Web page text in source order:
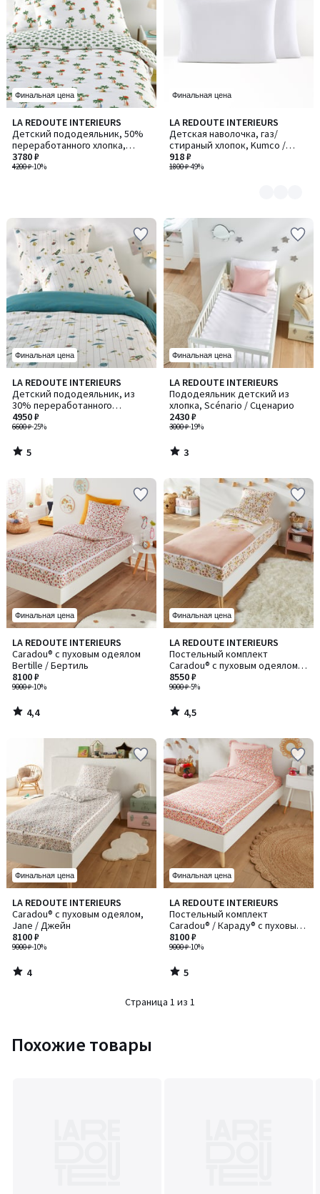
Финальная цена
LA REDOUTE INTERIEURS
Детский пододеяльник, 50%
переработанного хлопка,
принт "пальмы", TAPAHI /
ТАПАХИ
4200 ₽-10%
3780 ₽
Финальная цена
LA REDOUTE INTERIEURS
Детская наволочка, газ/
стираный хлопок, Kumco /
Кумко
1800 ₽-49%
918 ₽
Количество
цветов:
2
Финальная цена
LA REDOUTE INTERIEURS
Детский пододеяльник, из
30% переработанного
стираного хлопка, принт
«ракеты», EGOR / ЭГОР
6600 ₽-25%
4950 ₽
5
/
5
5
/
Финальная цена
LA REDOUTE INTERIEURS
Пододеяльник детский из
хлопка, Scénario / Сценарио
3000 ₽-19%
2430 ₽
3
/
5
3
/
Финальная цена
LA REDOUTE INTERIEURS
Caradou® с пуховым одеялом
Bertille / Бертиль
9000 ₽-10%
8100 ₽
4,4
/ 5
4,4
/
Финальная цена
LA REDOUTE INTERIEURS
Постельный комплект
Caradou® с пуховым одеялом,
Lapin fleuri / Лапин флери
9000 ₽-5%
8550 ₽
4,5
/ 5
4,5
/
Финальная цена
LA REDOUTE INTERIEURS
Caradou® с пуховым одеялом,
Jane / Джейн
9000 ₽-10%
8100 ₽
4
/
5
4
/
Финальная цена
LA REDOUTE INTERIEURS
Постельный комплект
Caradou® / Караду® с пуховым
одеялом, расцветка Fraise /
Фрез ("Клубничка")
9000 ₽-10%
8100 ₽
5
/
5
5
/
Страница 1 из 1
Похожие товары